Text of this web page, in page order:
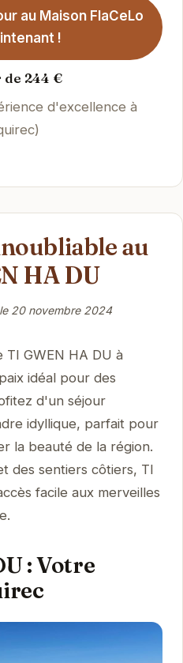
au Maison FlaCeLo
!
de 244 €
d'excellence à
au
HA DU
20 novembre 2024
GWEN HA DU à
idéal pour des
d'un séjour
idyllique, parfait pour
la beauté de la région.
des sentiers côtiers, TI
facile aux merveilles
: Votre